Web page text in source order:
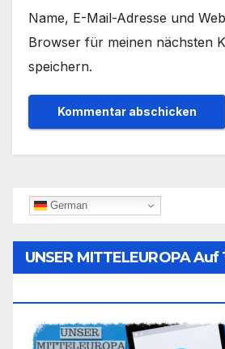
Name, E-Mail-Adresse und
Browser für meinen nächsten
speichern.
German
UNSER MITTELEUROPA